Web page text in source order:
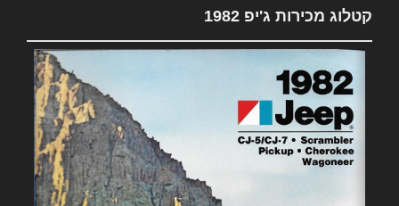
קטלוג מכירות ג'יפ 1982